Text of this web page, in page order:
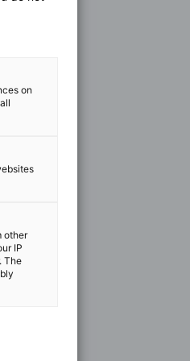
on
other
IP
The